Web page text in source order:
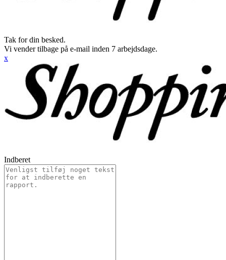
Tak for din besked.
Vi vender tilbage på e-mail inden 7 arbejdsdage.
x
Indberet